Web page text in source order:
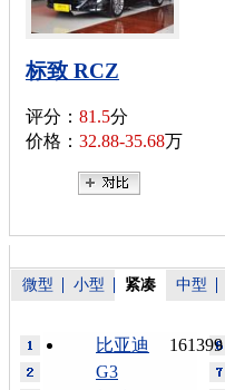
标致 RCZ
评分： 81.5分
价格： 32.88-35.68万
微型 小型 紧凑 中型
161399
比亚迪
G3